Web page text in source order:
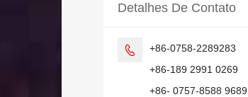
Detalhes De Contato

+86-0758-2289283
+86-189 2991 0269
+86- 0757-8588 9689